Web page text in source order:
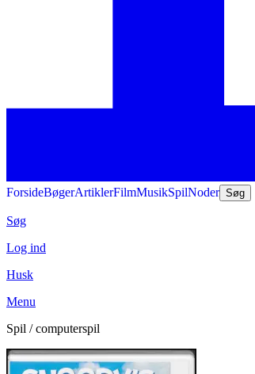
ForsideBøgerArtiklerFilmMusikSpilNoder Søg
Søg
Log ind
Husk
Menu
Spil / computerspil